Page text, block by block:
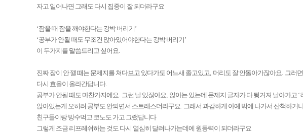
자고 일어나면 그래도 다시 집중이 잘 되더라구요
‘잠올 때 잠을 깨야한다는 강박 버리기’
‘공부가 안될 때도 무조건 앉아있어야한다는 강박 버리기’
이 두가지를 말씀드리고 싶어요.
진짜 잠이 안 깰 때는 문제지를 쳐다보고 있다가도 어느새 졸고있고, 머리도 잘 안돌아가잖아요. 그러
다시 효율이 올라간답니다.
공부가 안될 때도 마찬가지에요. 그런 날 있잖아요, 앉아는 있는데 문제지 글자가 다 튕겨져 날아가고 ‘
앉아있는게 오히려 공부도 안되면서 스트레스더라구요. 그래서 과감하게 아예 밖에 나가서 산책하거
친구들이랑 빙수먹고 코노도 가고 그랬답니다
그렇게 조금 리프레쉬하는 것도 다시 열심히 달려나가는데에 원동력이 되더라구요